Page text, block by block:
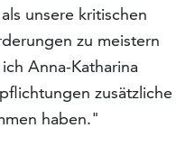
unsere kritischen
zu meistern
Anna-Katharina
zusätzliche
haben."